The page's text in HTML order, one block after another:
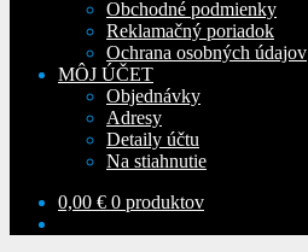
Obchodné podmienky
Reklamačný poriadok
Ochrana osobných údajov
MÔJ ÚČET
Objednávky
Adresy
Detaily účtu
Na stiahnutie
0,00 € 0 produktov